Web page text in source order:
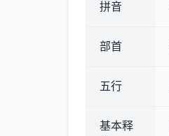
拼音
部首
五行
基本释